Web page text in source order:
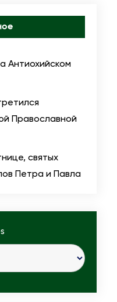
Антиохийском
Православной
святых
Петра и Павла